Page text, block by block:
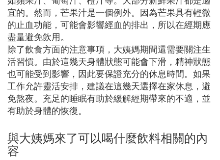
宜的。然而，芒果汁是一個例外。因為芒果具有輕微
的止血功能，可能會影響經血的排出，所以在經期應
盡量避免飲用。
除了飲食方面的注意事項，大姨媽期間還需要關注生
活習慣。由於這幾天身體狀態可能會下滑，精神狀態
也可能受到影響，因此要保證充分的休息時間。如果
工作允許靈活安排，建議在這幾天選擇在家休息，避
免熬夜。充足的睡眠有助於緩解經期帶來的不適，並
有助於身體的恢復。
與大姨媽來了可以喝什麼飲料相關的內
容